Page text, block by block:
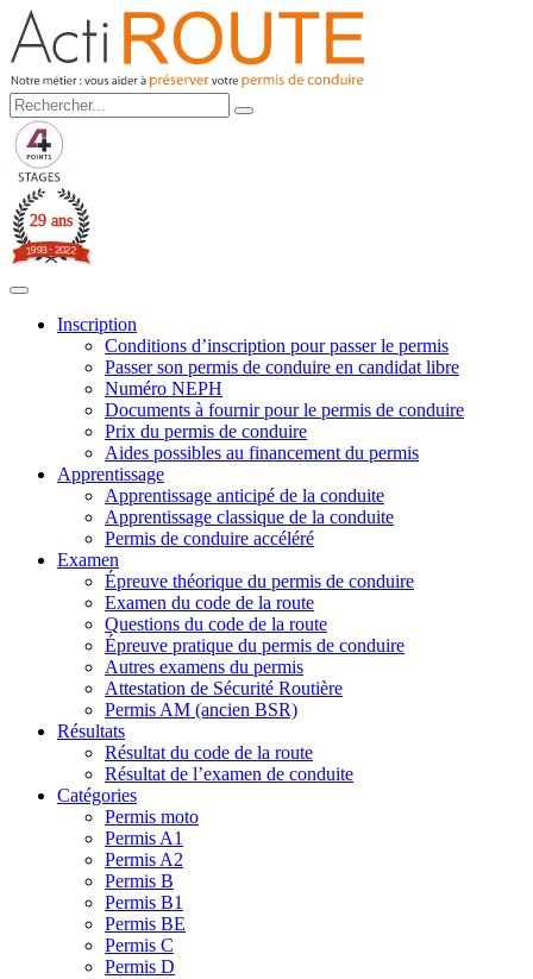
1993-2022
29 ans
Inscription
Conditions d’inscription pour passer le permis
Passer son permis de conduire en candidat libre
Numéro NEPH
Documents à fournir pour le permis de conduire
Prix du permis de conduire
Aides possibles au financement du permis
Apprentissage
Apprentissage anticipé de la conduite
Apprentissage classique de la conduite
Permis de conduire accéléré
Examen
Épreuve théorique du permis de conduire
Examen du code de la route
Questions du code de la route
Épreuve pratique du permis de conduire
Autres examens du permis
Attestation de Sécurité Routière
Permis AM (ancien BSR)
Résultats
Résultat du code de la route
Résultat de l’examen de conduite
Catégories
Permis moto
Permis A1
Permis A2
Permis B
Permis B1
Permis BE
Permis C
Permis D